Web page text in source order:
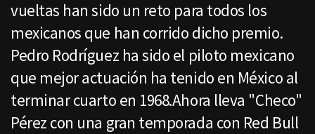
vueltas han sido un reto para todos los
mexicanos que han corrido dicho premio.
Pedro Rodríguez ha sido el piloto mexicano
que mejor actuación ha tenido en México al
terminar cuarto en 1968.Ahora lleva "Checo"
Pérez con una gran temporada con Red Bull